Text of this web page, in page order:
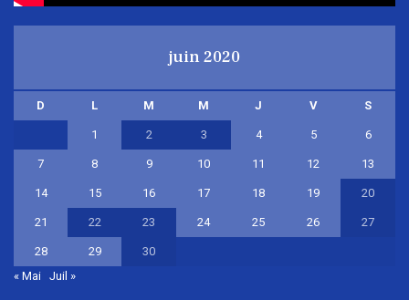
juin 2020
D L M M J V S
1 2 3 4 5 6
7 8 9 10 11 12 13
14 15 16 17 18 19 20
21 22 23 24 25 26 27
28 29
30
« Mai Juil »